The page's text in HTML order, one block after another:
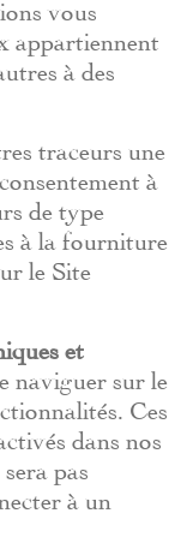
vous
appartiennent
à des
traceurs une
à
de type
à la fourniture
le Site
et
naviguer sur le
Ces
dans nos
pas
à un